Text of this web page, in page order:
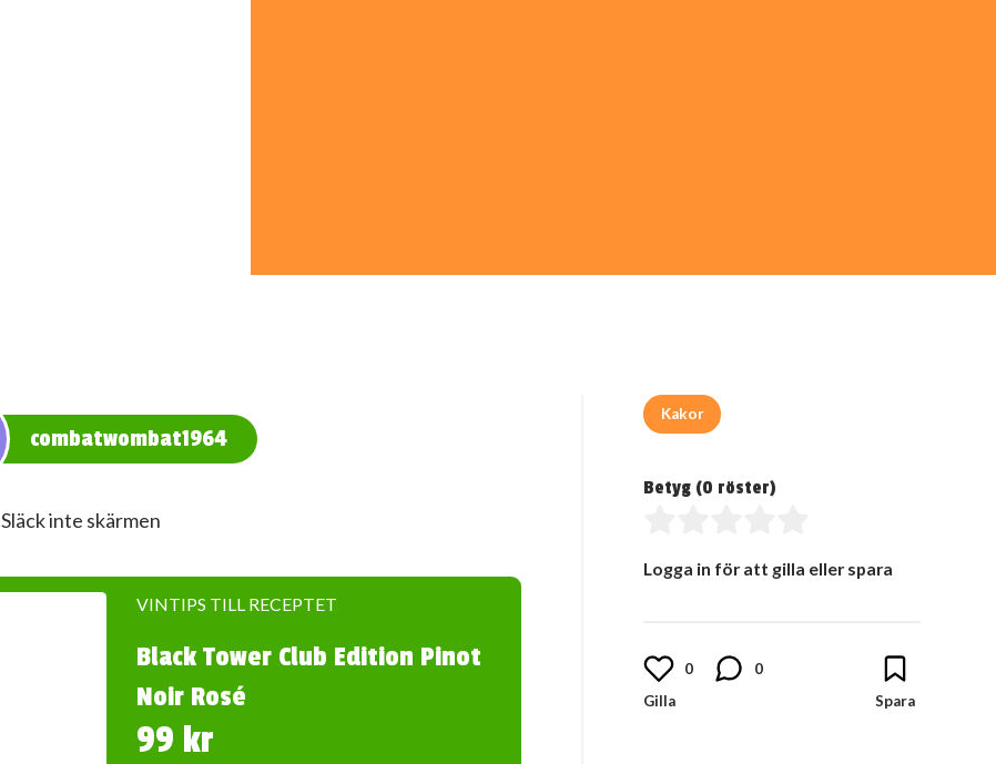
combatwombat1964
Släck inte skärmen
VINTIPS TILL RECEPTET
Black Tower Club Edition Pinot
Noir Rosé
99 kr
Kakor
Betyg (0 röster)
Logga in för att gilla eller spara
0 0